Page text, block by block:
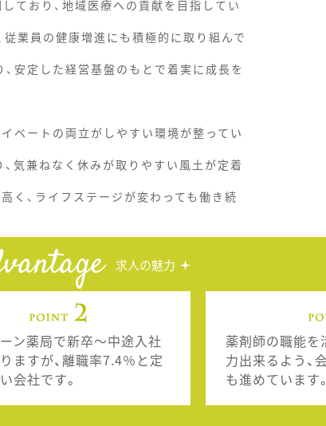
ており、地域医療への貢献を目指してい
業員の健康増進にも積極的に取り組んで
安定した経営基盤のもとで着実に成長を
ベートの両立がしやすい環境が整ってい
気兼ねなく休みが取りやすい風土が定着
く、ライフステージが変わっても働き続
求人の魅力
ン薬局で新卒～中途入社
ますが、離職率7.4％と定
会社です。
薬剤師の職能を
力出来るよう、
も進めています。